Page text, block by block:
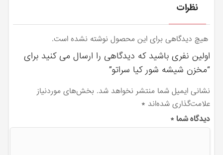
نظرات
هیچ دیدگاهی برای این محصول نوشته نشده است.
اولین نفری باشید که دیدگاهی را ارسال می کنید برای
“مخزن شیشه شور کیا سراتو”
نشانی ایمیل شما منتشر نخواهد شد. بخش‌های موردنیاز
علامت‌گذاری شده‌اند *
دیدگاه شما*